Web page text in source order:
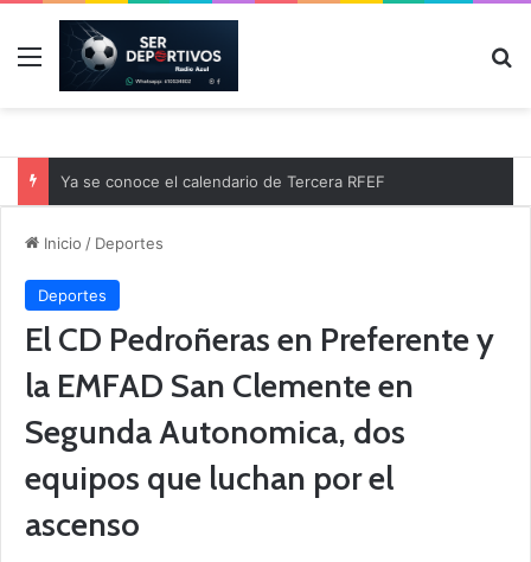
Menú
Ya se conoce el calendario de Tercera RFEF
Inicio / Deportes
Deportes
El CD Pedroñeras en Preferente y
la EMFAD San Clemente en
Segunda Autonomica, dos
equipos que luchan por el
ascenso